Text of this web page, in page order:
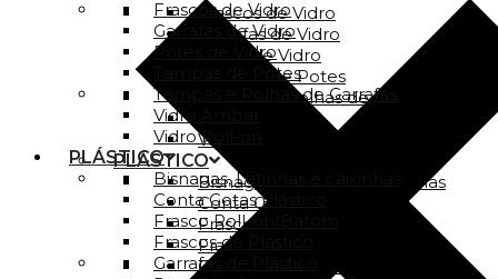
Frascos de Vidro
Garrafas de Vidro
Potes de Vidro
Tampas de Potes
Tampas e Rolhas de Garrafas
Vidro Roll-on
PLÁSTICO
Bisnagas, Latinhas e caixinhas
Conta Gotas Plástico
Frasco Roll-on/Batom
Frascos de Plástico
Garrafas de Plástico
Frascos de Vidro
Garrafas de Vidro
Potes de Vidro
Tampas de Potes
Tampas e Rolhas de Garrafas
Vidro Ambar
Vidro Roll-on
PLÁSTICO
Bisnagas, Latinhas e caixinhas
Conta Gotas Plástico
Frasco Roll-on/Batom
Frascos de Plástico
Garrafas de Plástico